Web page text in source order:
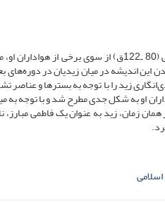
بازشناخت چرایی و چگونگی مهدی‌انگاری زیدبن‌علی
اندیشه در میان زیدیان در دوره‌های
زید را با توجه به بسترها و عناصر
او به شکل جدی مطرح شد و با توجه
زمان، زید به‌ عنوان یک فاطمی